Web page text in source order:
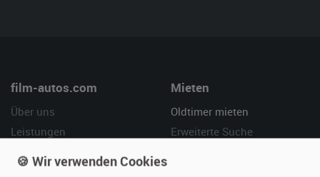
film-autos.com
Über uns
Leistungen
Mieten
Oldtimer mieten
Erweiterte Suche
🍪 Wir verwenden Cookies